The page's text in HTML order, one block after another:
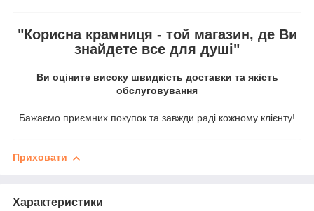
"Корисна крамниця - той магазин, де Ви
знайдете все для душі"
Ви оціните високу швидкість доставки та якість
обслуговування
Бажаємо приємних покупок та завжди раді кожному клієнту!
Приховати
Характеристики